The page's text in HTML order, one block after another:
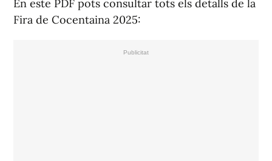
En este PDF pots consultar tots els detalls de la
Fira de Cocentaina 2025: